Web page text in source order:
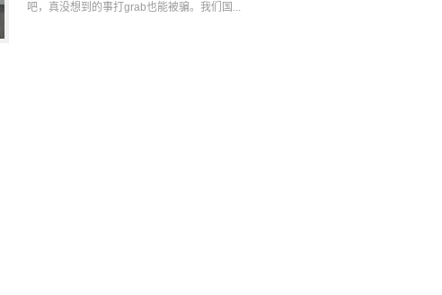
吧，真没想到的事打grab也能被骗。我们国...